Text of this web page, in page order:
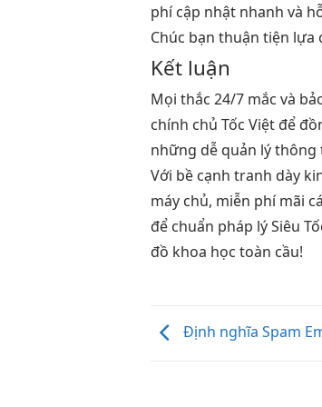
phícập nhật nhanh và
Chúc bạnthuận tiện lựa
Kết luận
Mọi thắc24/7 mắc và
chính chủ Tốc Việt để
những dễ quản lýthông
Với bề cạnh tranh dày
máy chủ, miễn phí mãi
để chuẩn pháp lýSiêu
đồ khoa học toàn cầu!
Định nghĩa Spam